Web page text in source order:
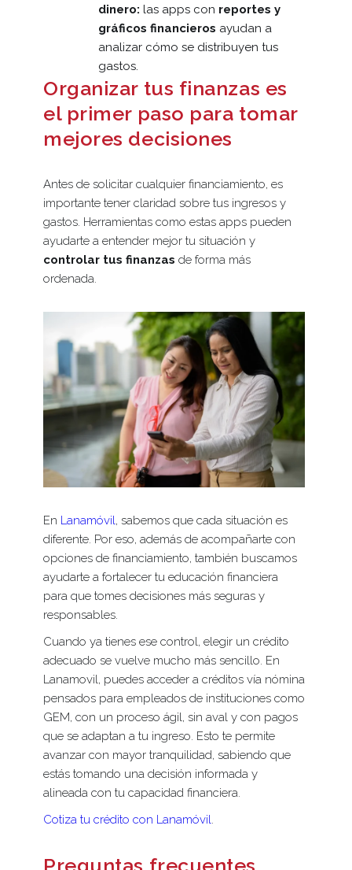
dinero: las apps con reportes y
gráficos financieros ayudan a
analizar cómo se distribuyen tus
gastos.
Organizar tus finanzas es
el primer paso para tomar
mejores decisiones
Antes de solicitar cualquier financiamiento, es
importante tener claridad sobre tus ingresos y
gastos. Herramientas como estas apps pueden
ayudarte a entender mejor tu situación y
controlar tus finanzas de forma más
ordenada.
En Lanamóvil, sabemos que cada situación es
diferente. Por eso, además de acompañarte con
opciones de financiamiento, también buscamos
ayudarte a fortalecer tu educación financiera
para que tomes decisiones más seguras y
responsables.
Cuando ya tienes ese control, elegir un crédito
adecuado se vuelve mucho más sencillo. En
Lanamovil, puedes acceder a créditos vía nómina
pensados para empleados de instituciones como
GEM, con un proceso ágil, sin aval y con pagos
que se adaptan a tu ingreso. Esto te permite
avanzar con mayor tranquilidad, sabiendo que
estás tomando una decisión informada y
alineada con tu capacidad financiera.
Cotiza tu crédito con Lanamóvil.
Preguntas frecuentes